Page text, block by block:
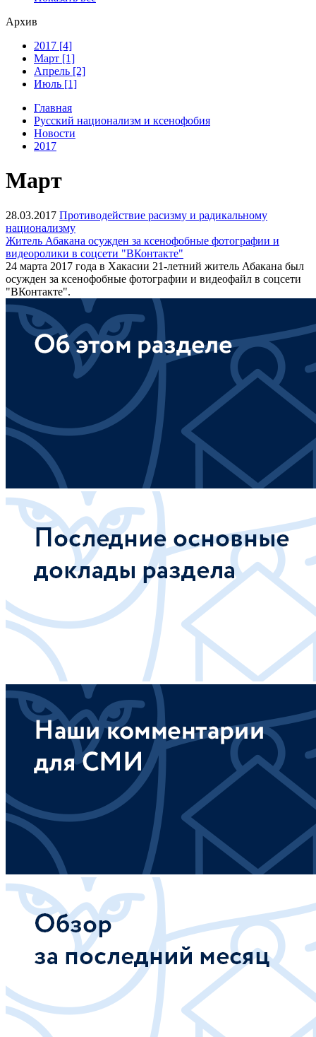
Архив
2017 [4]
Март [1]
Апрель [2]
Июль [1]
Главная
Русский национализм и ксенофобия
Новости
2017
Март
28.03.2017 Противодействие расизму и радикальному
национализму
Житель Абакана осужден за ксенофобные фотографии и
видеоролики в соцсети "ВКонтакте"
24 марта 2017 года в Хакасии 21-летний житель Абакана был
осужден за ксенофобные фотографии и видеофайл в соцсети
"ВКонтакте".